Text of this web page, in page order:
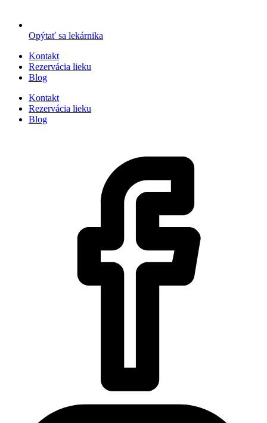
Opýtať sa lekárnika
Kontakt
Rezervácia lieku
Blog
Kontakt
Rezervácia lieku
Blog